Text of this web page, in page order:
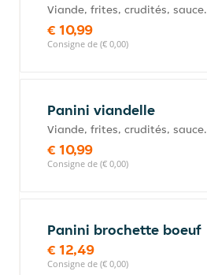
Viande, frites, crudités, sauce.
€ 10,99
Consigne de (€ 0,00)
Panini viandelle
Viande, frites, crudités, sauce.
€ 10,99
Consigne de (€ 0,00)
Panini brochette boeuf
€ 12,49
Consigne de (€ 0,00)